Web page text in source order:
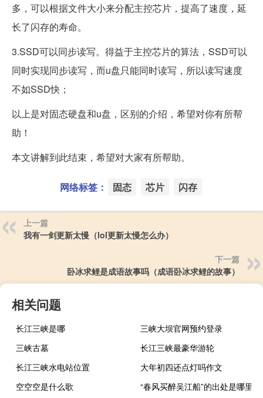
多，可以根据文件大小来分配主控芯片，提高了速度，延
长了闪存的寿命。
3.SSD可以同步读写。得益于主控芯片的算法，SSD可以
同时实现同步读写，而u盘只能同时读写，所以读写速度
不如SSD快；
以上是对固态硬盘和u盘，区别的介绍，希望对你有所帮
助！
本文讲解到此结束，希望对大家有所帮助。
网络标签： 固态 芯片 闪存
上一篇
我有一剑更新太慢（lol更新太慢怎么办）
下一篇
卧冰求鲤是成语故事吗（成语卧冰求鲤的故事）
相关问题
长江三峡是哪
三峡大坝官网预约登录
三峡古墓
长江三峡最豪华游轮
长江三峡水电站位置
大年初四还点灯吗作文
空空空是什么歌
“春风买醉吴江船”的出处是哪里